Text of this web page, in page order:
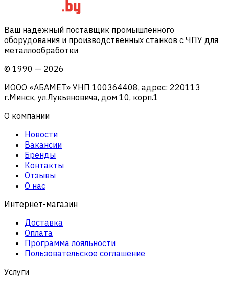
Ваш надежный поставщик промышленного
оборудования и производственных станков с ЧПУ для
металлообработки
© 1990 — 2026
ИООО «АБАМЕТ» УНП 100364408, адрес: 220113
г.Минск, ул.Лукьяновича, дом 10, корп.1
О компании
Новости
Вакансии
Бренды
Контакты
Отзывы
О нас
Интернет-магазин
Доставка
Оплата
Программа лояльности
Пользовательское соглашение
Услуги